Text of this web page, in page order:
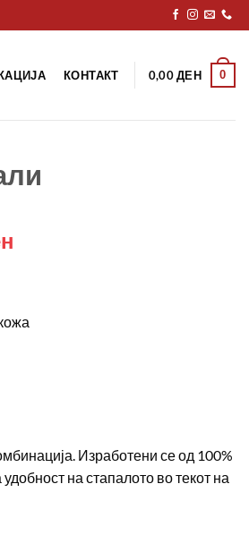
КОНТАКТ 0,00ДЕН 0
Изработени се од 100%
на стапалото во текот на